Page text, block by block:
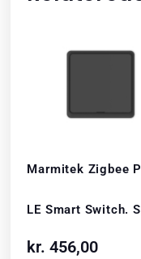
Marmitek Zigbee
LE Smart Switch.
kr. 456,00